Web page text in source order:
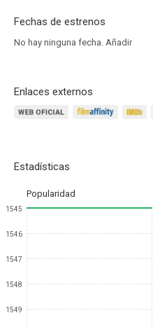
Fechas de estrenos
No hay ninguna fecha. Añadir
Enlaces externos
Estadísticas
Popularidad
1545
1546
1547
1548
1549